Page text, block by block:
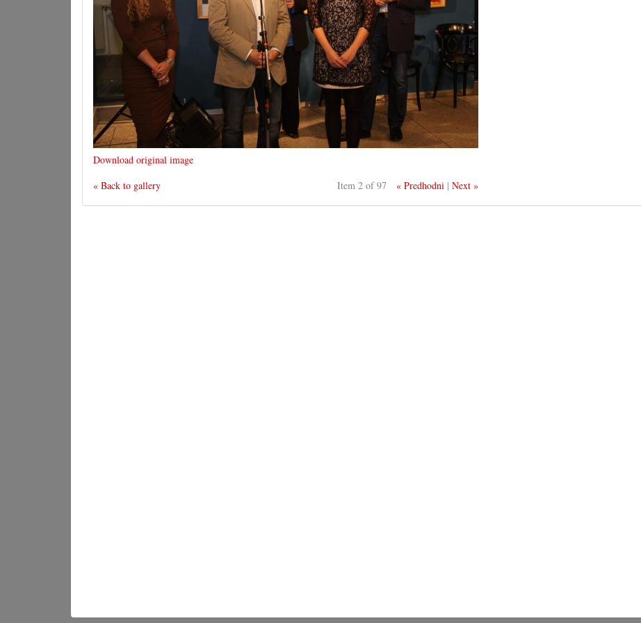
Download original image
« Back to gallery
Item 2 of 97 « Predhodni |Next »